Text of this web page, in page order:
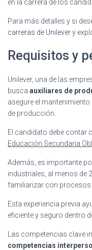
en la carrera de los
Para más detalles y si
carreras de Unilevery
Requisitos y
Unilever, una de las
busca auxiliares de
asegure el
de producción.
El candidato debe contar
Educación Secundaria
Además, es importante
industriales, al menos de
familiarizar con procesos
Esta experiencia previa
eficiente y seguro dentro
Las competencias clave
competencias